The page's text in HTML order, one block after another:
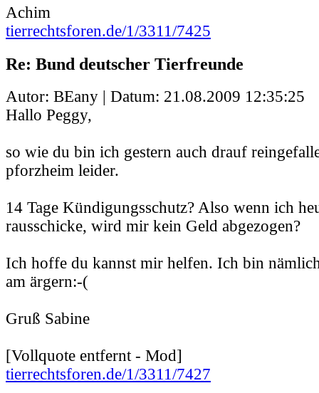
Achim
tierrechtsforen.de/1/3311/7425
Re: Bund deutscher Tierfreunde
Autor: BEany | Datum: 21.08.2009 12:35:25
Hallo Peggy,
so wie du bin ich gestern auch drauf
pforzheim leider.
14 Tage Kündigungsschutz? Also wenn ich
rausschicke, wird mir kein Geld abgezogen?
Ich hoffe du kannst mir helfen. Ich bin
am ärgern:-(
Gruß Sabine
[Vollquote entfernt - Mod]
tierrechtsforen.de/1/3311/7427